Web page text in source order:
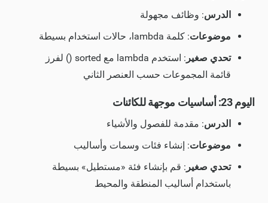
الدرس: وظائف مجهولة
موضوعات: كلمة lambda، حالات استخدام بسيطة
تحدي صغير
: استخدم lambda مع sorted () لفرز
قائمة المجموعات حسب العنصر الثاني
اليوم 23: أساسيات موجهة للكائنات
الدرس: مقدمة للفصول والأشياء
موضوعات: إنشاء فئات وسمات وأساليب
تحدي صغير : قم بإنشاء فئة «مستطيل» بسيطة
باستخدام أساليب المنطقة والمحيط